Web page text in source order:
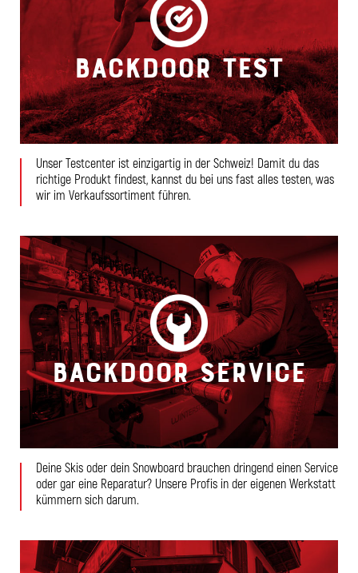
Backdoor Test
Unser Testcenter ist einzigartig in der Schweiz! Damit du das
richtige Produkt findest, kannst du bei uns fast alles testen, was
wir im Verkaufssortiment führen.
Backdoor Service
Deine Skis oder dein Snowboard brauchen dringend einen Service
oder gar eine Reparatur? Unsere Profis in der eigenen Werkstatt
kümmern sich darum.